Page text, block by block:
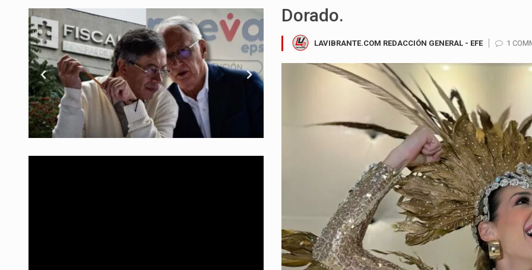
Dorado.
LAVIBRANTE.COM REDACCIÓN GENERAL - EFE 1